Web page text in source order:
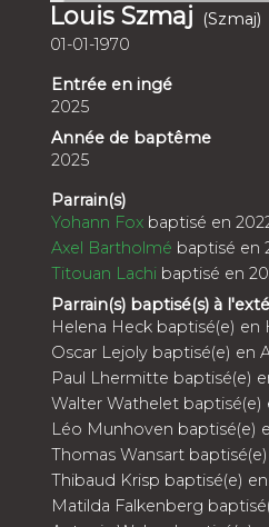
Louis Szmaj
(Szmaj)
01-01-1970
Entrée en ingé
2025
Année de baptême
2025
Parrain(s)
Yohann Fox baptisé en
Axel Bartholmé baptisé en
Titouan Lachi baptisé en
Parrain(s) baptisé(s) à
Helena Heck baptisé(e) en
Oscar Lejoly baptisé(e) en
Paul Lhermitte baptisé(e)
Walter Wathelet baptisé(e)
Léo Munhoven baptisé(e)
Thomas Wansart
Thibaud Krisp baptisé(e)
Matilda Falkenberg